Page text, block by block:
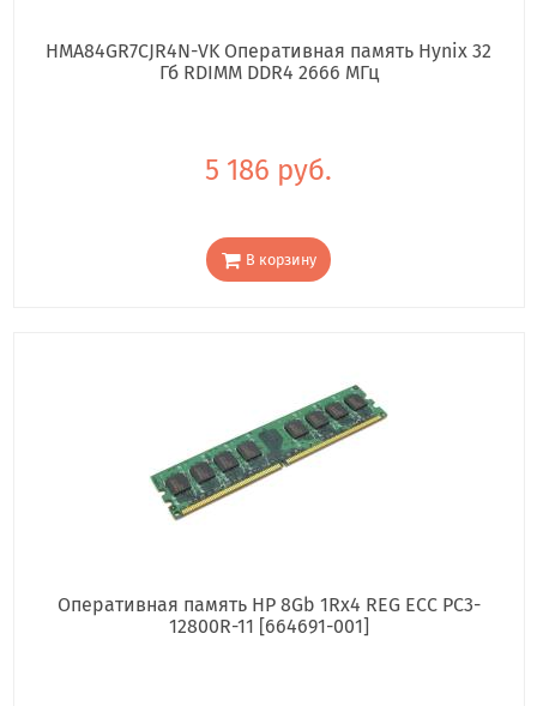
HMA84GR7CJR4N-VK Оперативная память Hynix 32
Гб RDIMM DDR4 2666 МГц
5 186 руб.
В корзину
Оперативная память HP 8Gb 1Rx4 REG ECC PC3-
12800R-11 [664691-001]